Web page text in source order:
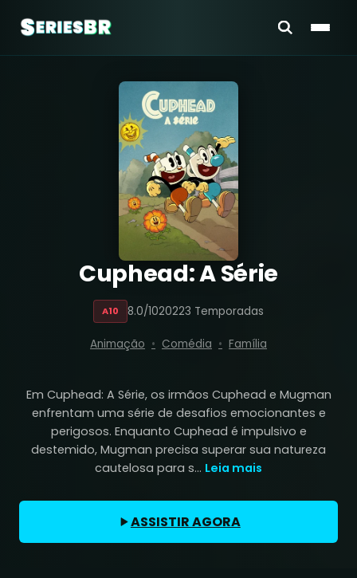
Cuphead: A Série
A10 8.0/1020223 Temporadas
Animação Comédia Família
Em Cuphead: A Série, os irmãos Cuphead e Mugman
enfrentam uma série de desafios emocionantes e
perigosos. Enquanto Cuphead é impulsivo e
destemido, Mugman precisa superar sua natureza
cautelosa para s... Leia mais
ASSISTIR AGORA